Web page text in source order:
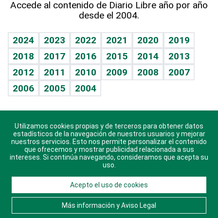
Vida y familia
Eñe
Celebrando la vida
Sin complejos
En pocas palabras
Escuchando al corazón
Economía Personal
TBT Deportivo
Guía del dinero
Horóscopos
Crucigramas
Accede al contenido de Diario Libre año por año
desde el 2004.
2024 2023 2022 2021 2020
2019
2018
2017 2016 2015 2014
2013
2012
2011 2010 2009 2008
2007
2006
2005 2004
Descarga nuestras aplicaciones para Android, iOS y
sistema Huawei.
© 2021 Diario Libre, todos los derechos reservados.
Consulta elAviso Legal. Ponte en Contacto
nosotros y conoce más sobre Diario Libre
Utilizamos cookies propias y de terceros para obtener datos
estadísticos de la navegación de nuestros usuarios y mejorar
nuestros servicios. Esto nos permite personalizar el contenido
que ofrecemos y mostrar publicidad relacionada a sus
intereses. Si continúa navegando, consideramos que acepta su
uso.
Acepto el uso de cookies
Más información y Aviso Legal